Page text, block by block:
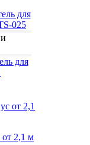
для
025
для
2,1 м